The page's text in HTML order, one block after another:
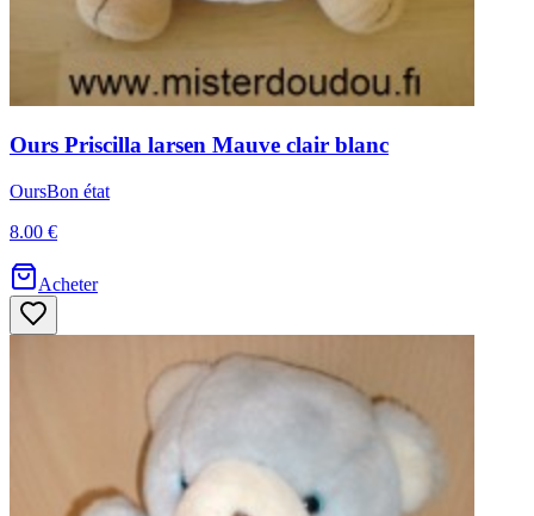
Ours Priscilla larsen Mauve clair blanc
OursBon état
8.00 €
Acheter